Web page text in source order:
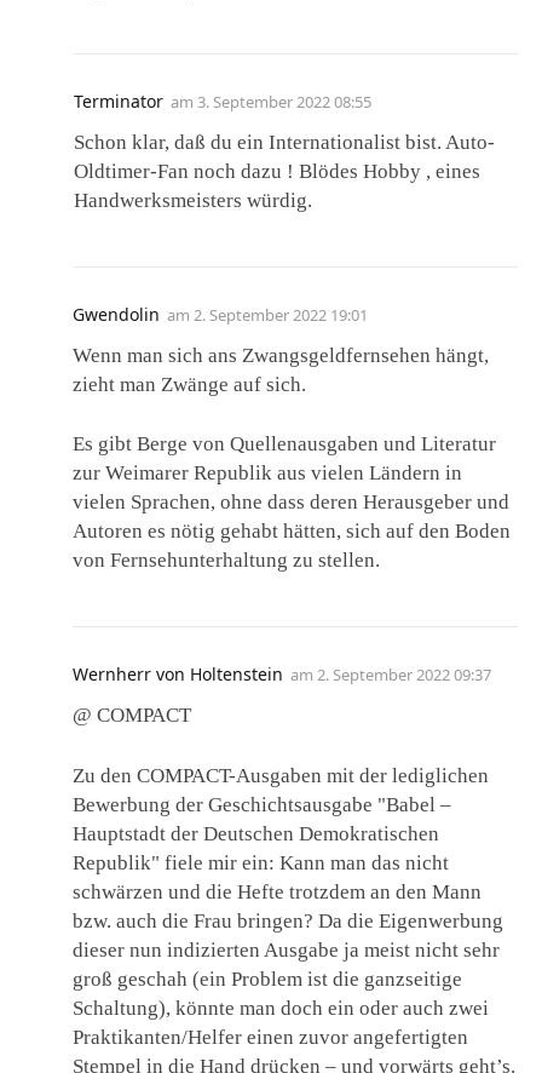
Terminator am 3. September 2022 08:55
Schon klar, daß du ein Internationalist bist. Auto-
Oldtimer-Fan noch dazu ! Blödes Hobby , eines
Handwerksmeisters würdig.
Gwendolin am 2. September 2022 19:01
Wenn man sich ans Zwangsgeldfernsehen hängt,
zieht man Zwänge auf sich.
Es gibt Berge von Quellenausgaben und Literatur
zur Weimarer Republik aus vielen Ländern in
vielen Sprachen, ohne dass deren Herausgeber und
Autoren es nötig gehabt hätten, sich auf den Boden
von Fernsehunterhaltung zu stellen.
Wernherr von Holtenstein am 2. September 2022 09:37
@ COMPACT
Zu den COMPACT-Ausgaben mit der lediglichen
Bewerbung der Geschichtsausgabe "Babel –
Hauptstadt der Deutschen Demokratischen
Republik" fiele mir ein: Kann man das nicht
schwärzen und die Hefte trotzdem an den Mann
bzw. auch die Frau bringen? Da die Eigenwerbung
dieser nun indizierten Ausgabe ja meist nicht sehr
groß geschah (ein Problem ist die ganzseitige
Schaltung), könnte man doch ein oder auch zwei
Praktikanten/Helfer einen zuvor angefertigten
Stempel in die Hand drücken – und vorwärts geht’s.